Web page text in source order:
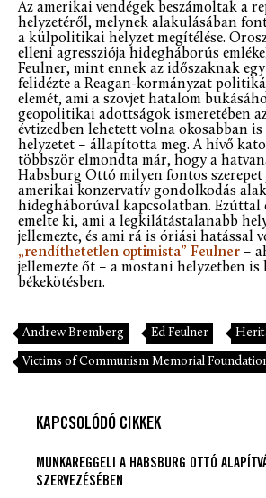
Az amerikai vendégek beszámoltak a
helyzetéről, melynek alakulásában
a külpolitikai helyzet megítélése.
elleni agressziója hidegháborús
Feulner, mint ennek az időszaknak
felidézte a Reagan-kormányzat
elemét, ami a szovjet hatalom
geopolitikai adottságok ismeretében
évtizedben lehetett volna okosabban
helyzetet – állapította meg. A hívő
többször elmondta már, hogy a
Habsburg Ottó milyen fontos szerepet
amerikai konzervatív gondolkodás
hidegháborúval kapcsolatban.
emelte ki, ami a legkilátástalanabb
jellemezte, és ami rá is óriási hatással
„rendíthetetlen optimista” Feulner –
jellemezte őt – a mostani helyzetben
békekötésben.
Andrew Bremberg Ed Feulner
Victims of Communism Memorial
KAPCSOLÓDÓ CIKKEK
MUNKAREGGELI A HABSBURG OTTÓ
SZERVEZÉSÉBEN